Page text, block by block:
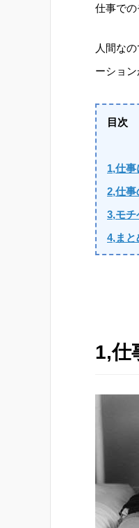
仕事で
人間な
ーショ
目次
1,仕
2,仕事
3,モチ
4,まと
1,仕